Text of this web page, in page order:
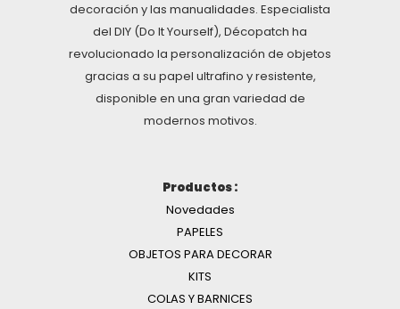
decoración y las manualidades. Especialista
del DIY (Do It Yourself), Décopatch ha
revolucionado la personalización de objetos
gracias a su papel ultrafino y resistente,
disponible en una gran variedad de
modernos motivos.
Productos :
Novedades
PAPELES
OBJETOS PARA DECORAR
KITS
COLAS Y BARNICES